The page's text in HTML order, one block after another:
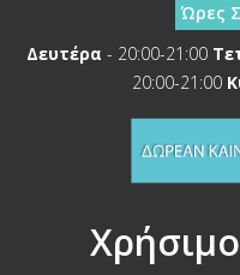
Ώρες
Δευτέρα - 20:00-21:00
20:00-21:00